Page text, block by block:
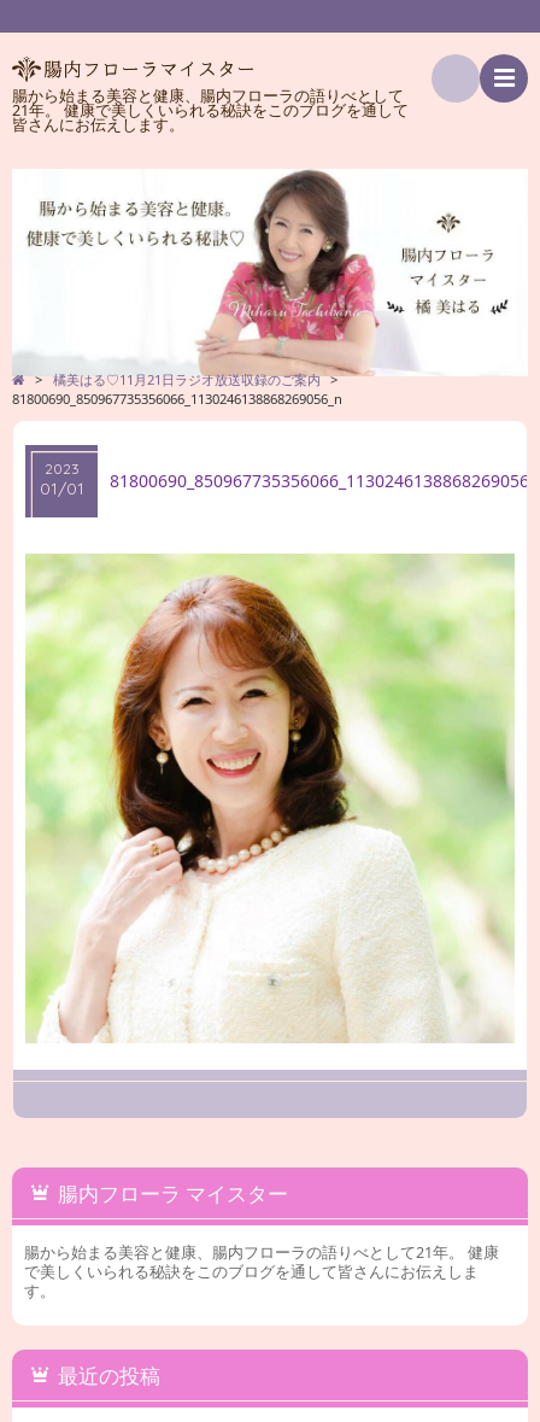
腸から始まる美容と健康、腸内フローラの語りべとして
21年。 健康で美しくいられる秘訣をこのブログを通して
皆さんにお伝えします。
索
> 橘美はる♡11月21日ラジオ放送収録のご案内 >
81800690_850967735356066_1130246138868269056_n
2023
01/01
腸内フローラ マイスター
腸から始まる美容と健康、腸内フローラの語りべとして21年。 健康
で美しくいられる秘訣をこのブログを通して皆さんにお伝えしま
す。
最近の投稿